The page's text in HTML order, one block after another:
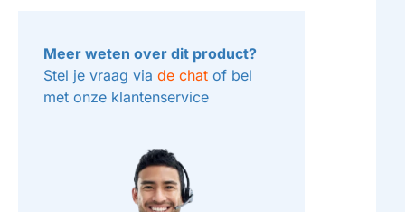
Meer weten over dit product?
Stel je vraag viade chat of bel
met onze klantenservice